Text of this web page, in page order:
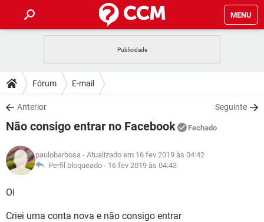
MENU
CELULAR
OUTLOOK
INSTAGRAM GMAIL
GUIA DE COMPRAS
DICAS
JOGOS
INSTAGRAM GMAIL
GUIA DE COMPRAS
DOWNLOADS
JOGOS WHATSAPP
CELULAR
OUTLOOK EXCEL
INSTAGRAM
JOGOS WHATSAPP
CELULAR
OUTLOOK
INSTAGRAM GMAIL
GLOSSÁRIO
JOGOS
Fórum E-mail
Anterior Seguinte
Não consigo entrar no Facebook Fechado
paulobarbosa - Atualizado em 16 fev 2019 às 04:42
Perfil bloqueado - 16 fev 2019 às 04:43
Oi
Criei uma conta nova e não consigo entrar